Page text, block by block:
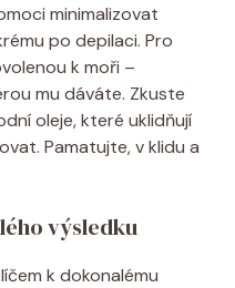
minimalizovat
po depilaci. Pro
k moři –
mu dáváte. Zkuste
oleje, které uklidňují
Pamatujte, v klidu a
výsledku
k dokonalému